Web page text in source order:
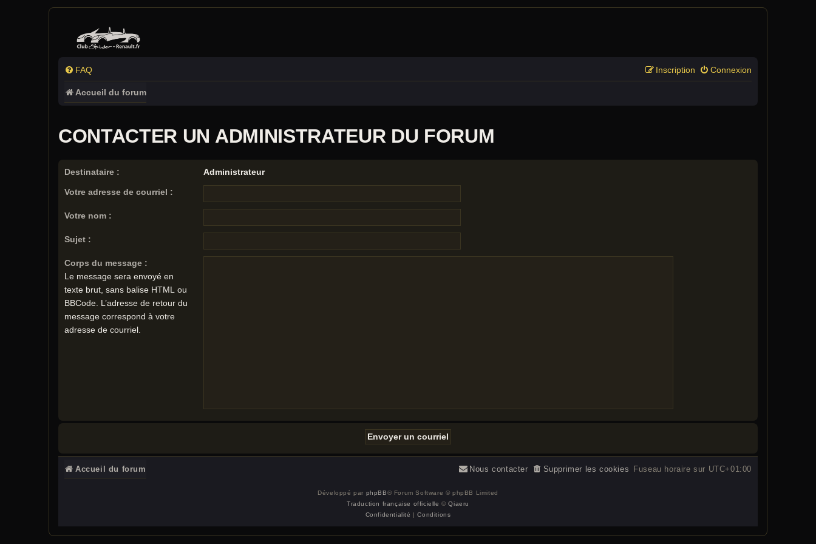
FAQ Connexion
Inscription
Accueil du forum
CONTACTER UN ADMINISTRATEUR DU FORUM
Destinataire : Administrateur
Votre adresse de courriel :
Votre nom :
Sujet :
Corps du message :
Le message sera envoyé en
texte brut, sans balise HTML ou
BBCode. L’adresse de retour du
message correspond à votre
adresse de courriel.
Accueil du forum Fuseau horaire sur UTC+01:00
Supprimer les cookies
Nous contacter
Développé par phpBB® Forum Software © phpBB Limited
Traduction française officielle ©Qiaeru
Confidentialité |Conditions